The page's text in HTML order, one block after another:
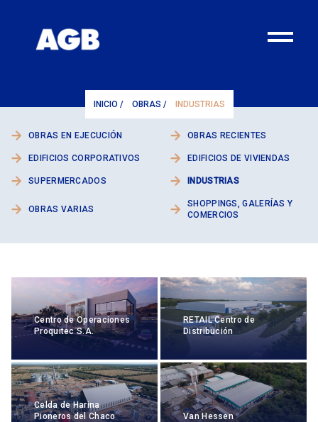
¨
INICIO/ OBRAS / INDUSTRIAS
OBRAS EN EJECUCIÓN OBRAS RECIENTES
EDIFICIOS CORPORATIVOS EDIFICIOS DE VIVIENDAS
SUPERMERCADOS INDUSTRIAS
OBRAS VARIAS
SHOPPINGS, GALERÍAS Y
COMERCIOS
Centro de Operaciones
Proquitec S.A.
RETAIL Centro de
Distribución
Celda de Harina
Pioneros del Chaco
Van Hessen